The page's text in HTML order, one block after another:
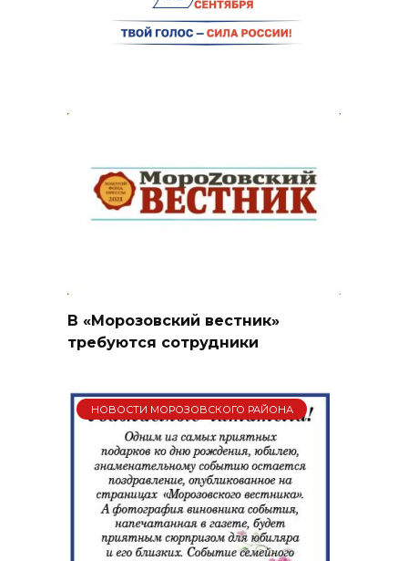
В «Морозовский вестник»
требуются сотрудники
НОВОСТИ МОРОЗОВСКОГО РАЙОНА